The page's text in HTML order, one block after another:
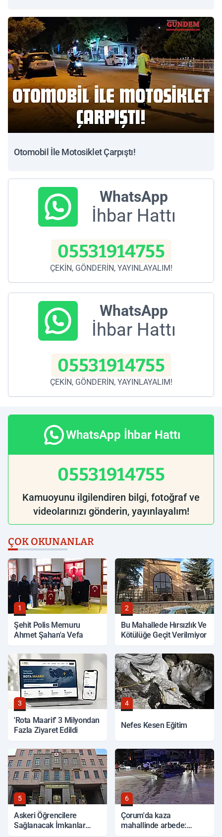
Otomobil İle Motosiklet Çarpıştı!
WhatsApp
İhbar Hattı
05531914755
ÇEKİN, GÖNDERİN, YAYINLAYALIM!
WhatsApp
İhbar Hattı
05531914755
ÇEKİN, GÖNDERİN, YAYINLAYALIM!
WhatsApp İhbar Hattı
05531914755
Kamuoyunu ilgilendiren bilgi, fotoğraf ve
videolarınızı gönderin, yayınlayalım!
ÇOK OKUNANLAR
1
Şehit Polis Memuru
Ahmet Şahan'a Vefa
2
Bu Mahallede Hırsızlık Ve
Kötülüğe Geçit Verilmiyor
3
'Rota Maarif' 3 Milyondan
Fazla Ziyaret Edildi
4
Nefes Kesen Eğitim
5
Askeri Öğrencilere
Sağlanacak İmkanlar
6
Çorum'da kaza
mahallinde arbede: